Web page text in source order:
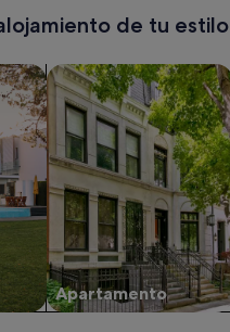
de tu estilo
Apartamento
Busca apartamentos